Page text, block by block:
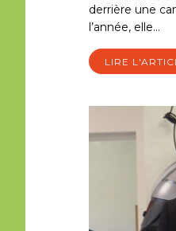
derrière une
l’année, elle…
LIRE